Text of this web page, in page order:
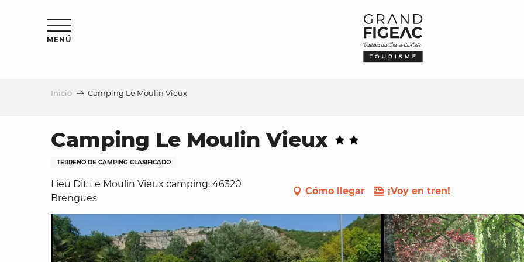
MENÚ
Inicio Camping Le Moulin Vieux
Camping Le Moulin Vieux
TERRENO DE CAMPING CLASIFICADO
Lieu Dit Le Moulin Vieux camping, 46320
Brengues
Cómo llegar ¡Voy en tren!